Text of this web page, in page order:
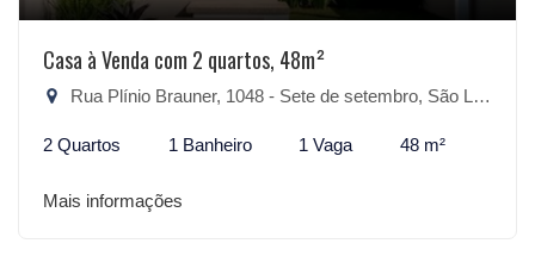
Casa à Venda com 2 quartos, 48m²
Rua Plínio Brauner, 1048 - Sete de setembro, São Lourenço do Sul-RS
2 Quartos 1 Banheiro 1 Vaga 48 m²
Mais informações